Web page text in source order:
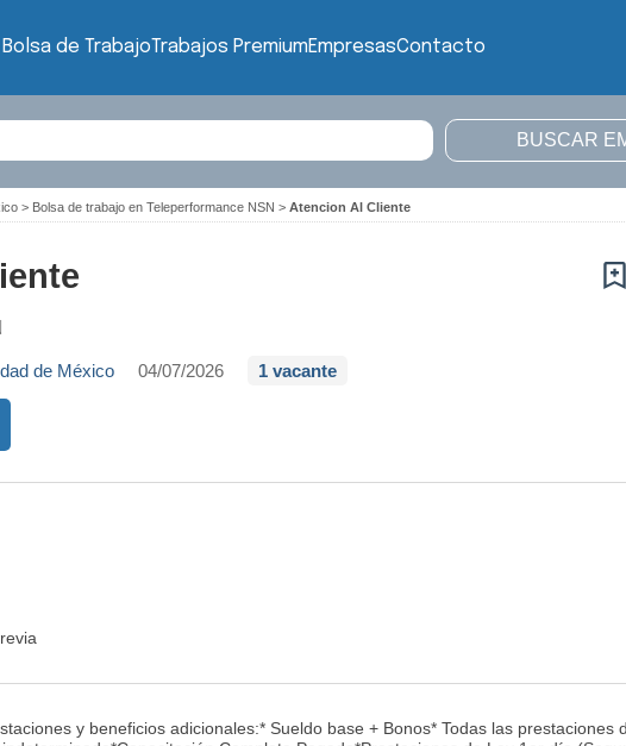
Bolsa de TrabajoTrabajos PremiumEmpresasContacto
> Bolsa de trabajo en Teleperformance NSN > Atencion Al Cliente
de México 04/07/2026 1 vacante
y beneficios adicionales:* Sueldo base + Bonos* Todas las prestaciones